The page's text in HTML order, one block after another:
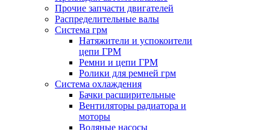
Прочие запчасти двигателей
Распределительные валы
Система грм
Натяжители и успокоители
цепи ГРМ
Ремни и цепи ГРМ
Ролики для ремней грм
Система охлаждения
Бачки расширительные
Вентиляторы радиатора и
моторы
Водяные насосы